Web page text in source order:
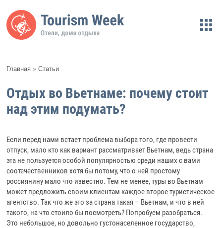
Главная »Статьи
Отдых во Вьетнаме: почему стоит
над этим подумать?
Если перед нами встает проблема выбора того, где провести
отпуск, мало кто как вариант рассматривает Вьетнам, ведь страна
эта не пользуется особой популярностью среди наших с вами
соотечественников хотя бы потому, что о ней простому
россиянину мало что известно. Тем не менее, туры во Вьетнам
может предложить своим клиентам каждое второе туристическое
агентство. Так что же это за страна такая – Вьетнам, и что в ней
такого, на что стоило бы посмотреть? Попробуем разобраться.
Это небольшое, но довольно густонаселенное государство,